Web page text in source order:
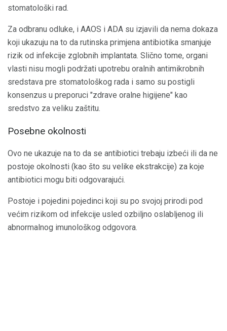
stomatološki rad.
Za odbranu odluke, i AAOS i ADA su izjavili da nema dokaza
koji ukazuju na to da rutinska primjena antibiotika smanjuje
rizik od infekcije zglobnih implantata. Slično tome, organi
vlasti nisu mogli podržati upotrebu oralnih antimikrobnih
sredstava pre stomatološkog rada i samo su postigli
konsenzus u preporuci "zdrave oralne higijene" kao
sredstvo za veliku zaštitu.
Posebne okolnosti
Ovo ne ukazuje na to da se antibiotici trebaju izbeći ili da ne
postoje okolnosti (kao što su velike ekstrakcije) za koje
antibiotici mogu biti odgovarajući.
Postoje i pojedini pojedinci koji su po svojoj prirodi pod
većim rizikom od infekcije usled ozbiljno oslabljenog ili
abnormalnog imunološkog odgovora.